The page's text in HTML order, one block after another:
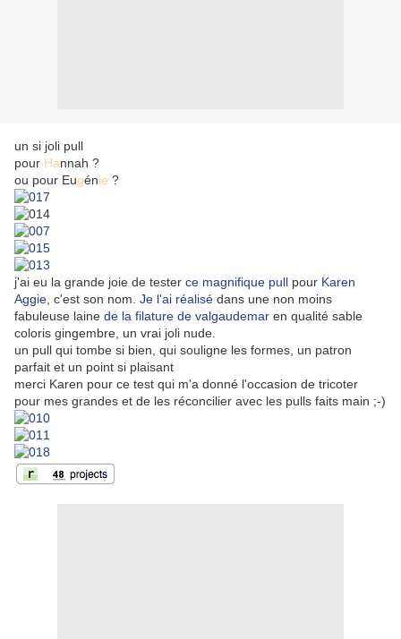
un si joli pull
pour Hannah ?
ou pour Eugénie ?
j'ai eu la grande joie de tester ce magnifique pull pour Karen
Aggie , c'est son nom. Je l'ai réalisé dans une non moins
fabuleuse laine de la filature de valgaudemar en qualité sable
coloris gingembre, un vrai joli nude.
un pull qui tombe si bien, qui souligne les formes, un patron
parfait et un point si plaisant
merci Karen pour ce test qui m'a donné l'occasion de tricoter
pour mes grandes et de les réconcilier avec les pulls faits main ;-)